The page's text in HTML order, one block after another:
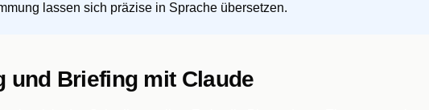
lassen sich präzise in Sprache übersetzen.
und Briefing mit Claude